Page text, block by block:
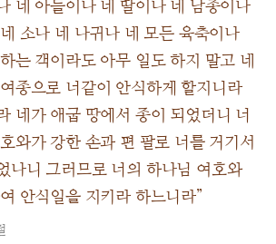
네 아들이나 네 딸이나 네 남종이나
소나 네 나귀나 네 모든 육축이나
는 객이라도 아무 일도 하지 말고 네
종으로 너같이 안식하게 할지니라
네가 애굽 땅에서 종이 되었더니 너
와가 강한 손과 편 팔로 너를 거기서
나니 그러므로 너의 하나님 여호와
안식일을 지키라 하느니라”